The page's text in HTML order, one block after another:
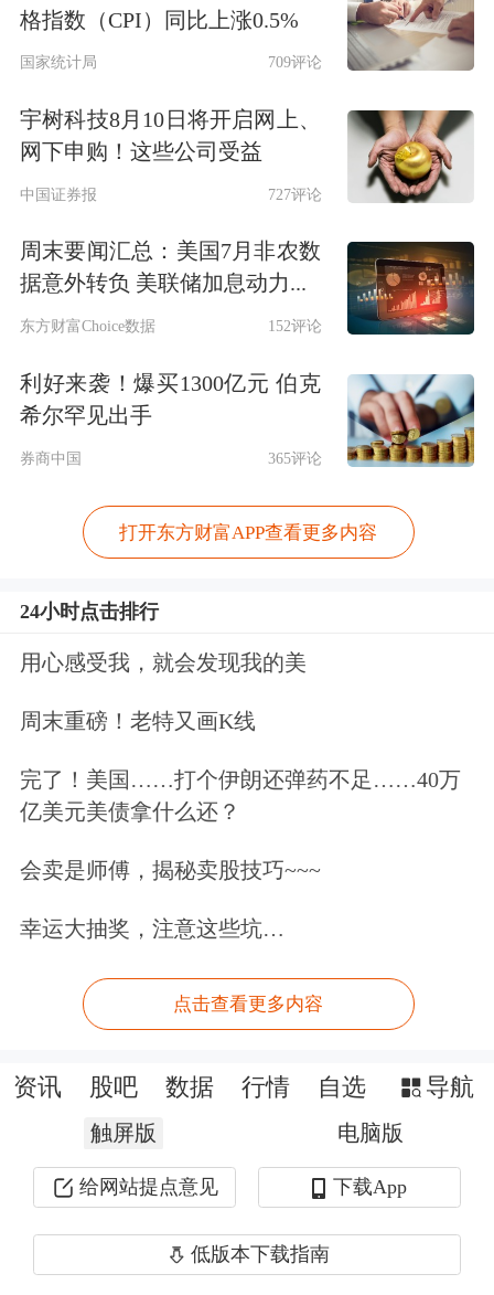
天迈科技：拟购买上海芬能96.45%股
权，切入工业自动化赛道，股票将复
牌。
百胜智能：终止收购中科深谷不低于
51%股权。
莎普爱思：终止购买上海勤礼实业公司
100%股权。
兴业银锡 ：拟1.64亿元收购西藏阳光矿
业投资公司100%股权。
百济神州：一季度净利润16.08亿元，
同比扭亏为盈。
鹏鼎控股：4月合并营收29.45亿元，同
比增长5.09%。
广汽集团：4月汽车销量12.1万，同比
增长3.88%。
元，同比下降32.49%。
神农集团
：4月商品猪销售收入3.57亿
格指数（CPI）同比上涨0.5%
国家统计局 709评论
宇树科技8月10日将开启网上、
网下申购！这些公司受益
中国证券报 727评论
周末要闻汇总：美国7月非农数
据意外转负 美联储加息动力...
东方财富Choice数据 152评论
利好来袭！爆买1300亿元 伯克
希尔罕见出手
券商中国 365评论
打开东方财富APP查看更多内容
24小时点击排行
用心感受我，就会发现我的美
周末重磅！老特又画K线
完了！美国……打个伊朗还弹药不足……40万
亿美元美债拿什么还？
会卖是师傅，揭秘卖股技巧~~~
幸运大抽奖，注意这些坑…
点击查看更多内容
资讯 股吧 数据 行情 自选 导航
触屏版 电脑版
给网站提点意见 下载App
低版本下载指南